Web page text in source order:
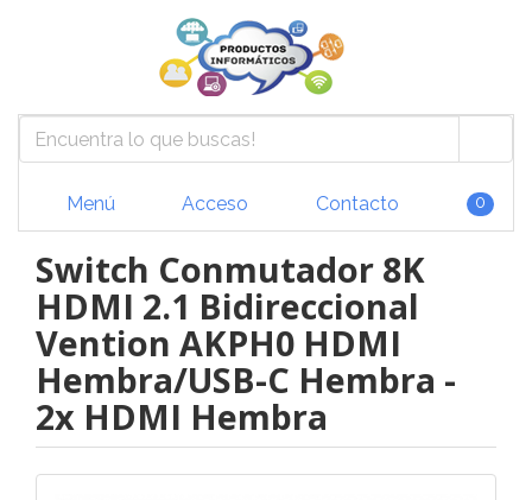
Menú Acceso Contacto 0
Switch Conmutador 8K
HDMI 2.1 Bidireccional
Vention AKPH0 HDMI
Hembra/USB-C Hembra -
2x HDMI Hembra